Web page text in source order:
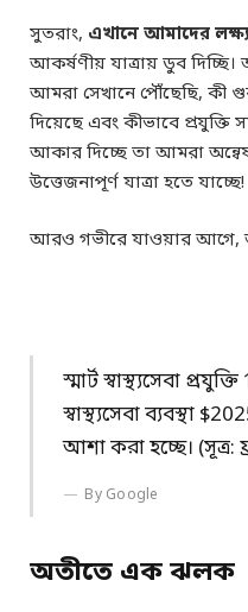
সুতরাং, এখানে আমাদের
আকর্ষণীয় যাত্রায় ডুব
আমরা সেখানে পৌঁছেছি, কী
দিয়েছে এবং কীভাবে প্রযুক্তি
আকার দিচ্ছে তা আমরা
উত্তেজনাপূর্ণ যাত্রা হতে যাচ্ছে!
আরও গভীরে যাওয়ার আগে,
স্মার্ট স্বাস্থ্যসেবা
স্বাস্থ্যসেবা ব্যবস্থা
আশা করা হচ্ছে। (সূত্র:
By Google
অতীতে এক ঝলক